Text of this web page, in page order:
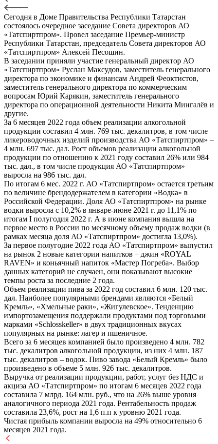
Сегодня в Доме Правительства Республики Татарстан
состоялось очередное заседание Совета директоров АО
«Татспиртпром». Провел заседание Премьер-министр
Республики Татарстан, председатель Совета директоров АО
«Татспиртпром» Алексей Песошин.
В заседании приняли участие генеральный директор АО
«Татспиртпром» Руслан Максудов, заместитель генерального
директора по экономике и финансам Андрей Феоктистов,
заместитель генерального директора по коммерческим
вопросам Юрий Карякин, заместитель генерального
директора по операционной деятельности Никита Мингалёв и
другие.
За 6 месяцев 2022 года объем реализации алкогольной
продукции составил 4 млн. 769 тыс. декалитров, в том числе
ликероводочных изделий производства АО «Татспиртпром» –
4 млн. 697 тыс. дал. Рост объемов реализации алкогольной
продукции по отношению к 2021 году составил 26% или 984
тыс. дал., в том числе продукция АО «Татспиртпром»
выросла на 986 тыс. дал.
По итогам 6 мес. 2022 г. АО «Татспиртпром» остается третьим
по величине брендодержателем в категории «Водка» в
Российской Федерации. Доля АО «Татспиртпром» на рынке
водки выросла с 10,2% в январе-июне 2021 г. до 11,1% по
итогам I полугодия 2022 г. А в июне компания вышла на
первое место в России по месячному объему продаж водки (в
рамках месяца доля АО «Татспиртпром» достигла 13,0%).
За первое полугодие 2022 года АО «Татспиртпром» выпустил
на рынок 2 новые категории напитков – джин «ROYAL
RAVEN» и коньячный напиток «Мастер Погреба». Выбор
данных категорий не случаен, они показывают высокие
темпы роста за последние 2 года.
Объем реализации пива за 2022 год составил 6 млн. 120 тыс.
дал. Наиболее популярными брендами являются «Белый
Кремль», «Хмельные раки», «Жигулевское». Тенденцию
импортозамещения поддержали продуктами под торговыми
марками «Schlosskeller» в двух традиционных вкусах
популярных на рынке: лагер и пшеничное.
Всего за 6 месяцев компанией было произведено 4 млн. 782
тыс. декалитров алкогольной продукции, из них 4 млн. 187
тыс. декалитров – водок. Пиво завода «Белый Кремль» было
произведено в объеме 5 млн. 926 тыс. декалитров.
Выручка от реализации продукции, работ, услуг без НДС и
акциза АО «Татспиртпром» по итогам 6 месяцев 2022 года
составила 7 млрд. 164 млн. руб., что на 26% выше уровня
аналогичного периода 2021 года. Рентабельность продаж
составила 23,6%, рост на 1,6 п.п к уровню 2021 года.
Чистая прибыль компании выросла на 49% относительно 6
месяцев 2021 года.